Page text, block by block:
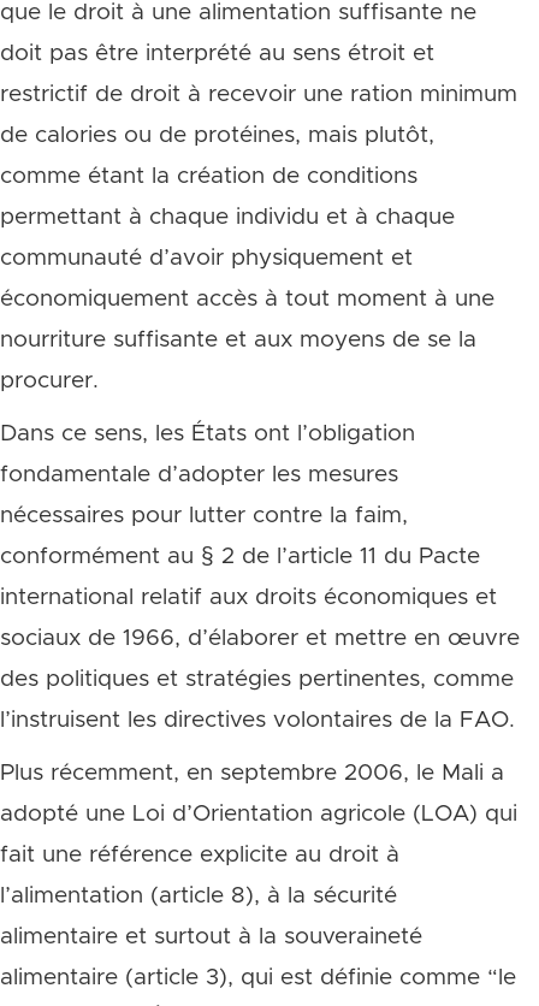
que le droit à une alimentation suffisante ne
doit pas être interprété au sens étroit et
restrictif de droit à recevoir une ration minimum
de calories ou de protéines, mais plutôt,
comme étant la création de conditions
permettant à chaque individu et à chaque
communauté d’avoir physiquement et
économiquement accès à tout moment à une
nourriture suffisante et aux moyens de se la
procurer.
Dans ce sens, les États ont l’obligation
fondamentale d’adopter les mesures
nécessaires pour lutter contre la faim,
conformément au § 2 de l’article 11 du Pacte
international relatif aux droits économiques et
sociaux de 1966, d’élaborer et mettre en œuvre
des politiques et stratégies pertinentes, comme
l’instruisent les directives volontaires de la FAO.
Plus récemment, en septembre 2006, le Mali a
adopté une Loi d’Orientation agricole (LOA) qui
fait une référence explicite au droit à
l’alimentation (article 8), à la sécurité
alimentaire et surtout à la souveraineté
alimentaire (article 3), qui est définie comme “le